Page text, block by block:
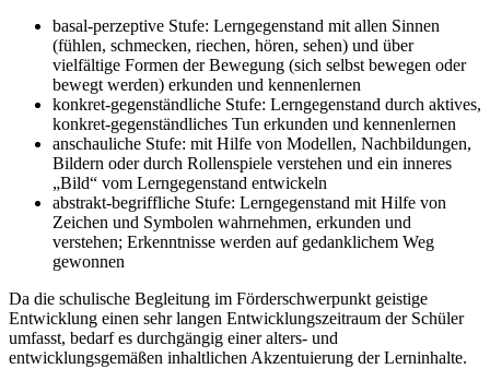
basal-perzeptive Stufe: Lerngegenstand mit allen Sinnen
(fühlen, schmecken, riechen, hören, sehen) und über
vielfältige Formen der Bewegung (sich selbst bewegen oder
bewegt werden) erkunden und kennenlernen
konkret-gegenständliche Stufe: Lerngegenstand durch aktives,
konkret-gegenständliches Tun erkunden und kennenlernen
anschauliche Stufe: mit Hilfe von Modellen, Nachbildungen,
Bildern oder durch Rollenspiele verstehen und ein inneres
„Bild“ vom Lerngegenstand entwickeln
abstrakt-begriffliche Stufe: Lerngegenstand mit Hilfe von
Zeichen und Symbolen wahrnehmen, erkunden und
verstehen; Erkenntnisse werden auf gedanklichem Weg
gewonnen
Da die schulische Begleitung im Förderschwerpunkt geistige
Entwicklung einen sehr langen Entwicklungszeitraum der Schüler
umfasst, bedarf es durchgängig einer alters- und
entwicklungsgemäßen inhaltlichen Akzentuierung der Lerninhalte.